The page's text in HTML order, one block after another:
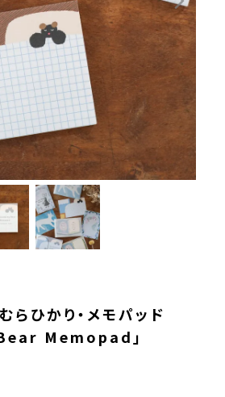
らひかり・メモパッド
Memopad」